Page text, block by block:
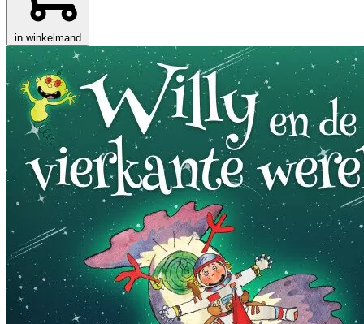
in winkelmand